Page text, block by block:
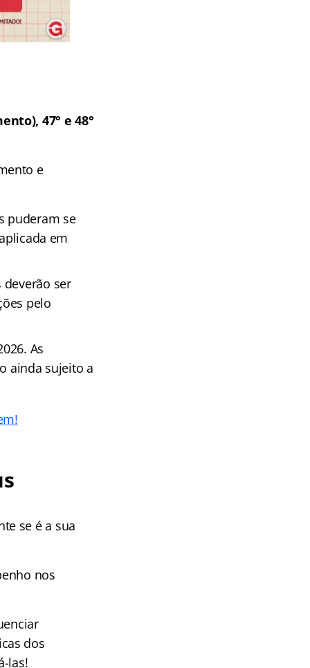
47° e 48°
e
puderam se
em
ser
pelo
As
ainda sujeito a
se é a sua
nos
dos
las!